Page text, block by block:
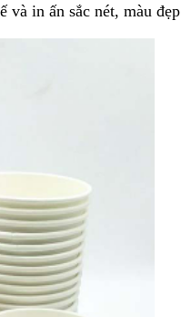
in ấn sắc nét, màu